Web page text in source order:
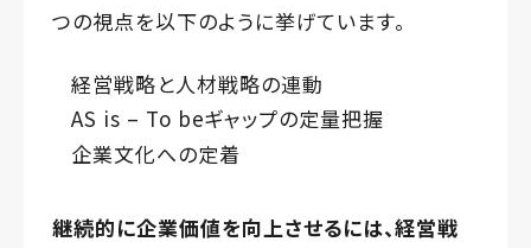
つの視点を以下のように挙げています。
経営戦略と人材戦略の連動
AS is – To beギャップの定量把握
企業文化への定着
継続的に企業価値を向上させるには、経営戦